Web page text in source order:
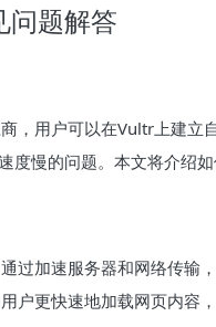
题解答
，用户可以在Vultr上建立
度慢的问题。本文将介绍
过加速服务器和网络传输
户更快速地加载网页内容，